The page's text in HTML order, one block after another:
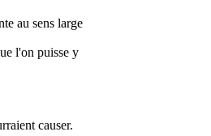
au sens large
l'on puisse y
causer.